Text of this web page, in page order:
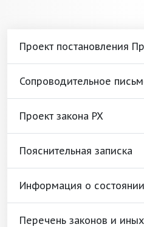
Проект постановления
Сопроводительное
Проект закона РХ
Пояснительная записка
Информация о состоянии
Перечень законов и